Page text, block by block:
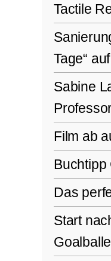
Tactile
Tage“
Sabine
Film ab
Buchtipp
Das
Start